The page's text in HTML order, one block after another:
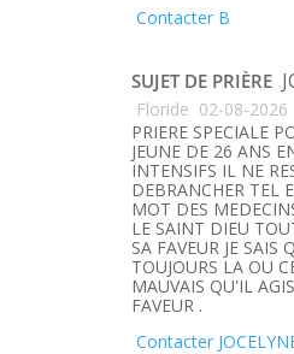
Contacter B
SUJET DE PRIÈRE
Floride 02-08-2026
PRIERE SPECIALE
JEUNE DE 26 ANS
INTENSIFS IL NE
DEBRANCHER TEL
MOT DES
LE SAINT DIEU
SA FAVEUR JE SAIS
TOUJOURS LA OU
MAUVAIS QU'IL
FAVEUR .
Contacter